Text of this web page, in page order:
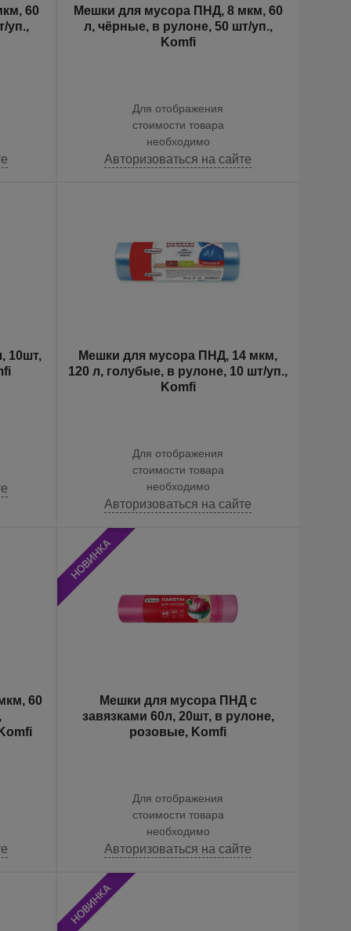
60
Мешки для мусора ПНД, 8 мкм, 60
л, чёрные, в рулоне, 50 шт/уп.,
Komfi
Для отображения
стоимости товара
необходимо
Авторизоваться на сайте
10шт,
Мешки для мусора ПНД, 14 мкм,
120 л, голубые, в рулоне, 10 шт/уп.,
Komfi
Для отображения
стоимости товара
необходимо
Авторизоваться на сайте
60
Мешки для мусора ПНД с
завязками 60л, 20шт, в рулоне,
розовые, Komfi
Для отображения
стоимости товара
необходимо
Авторизоваться на сайте